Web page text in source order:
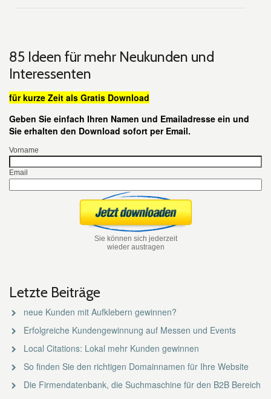
85 Ideen für mehr Neukunden und
Interessenten
für kurze Zeit als Gratis Download
Geben Sie einfach Ihren Namen und Emailadresse ein und
Sie erhalten den Download sofort per Email.
Vorname
Email
Sie können sich jederzeit
wieder austragen
Letzte Beiträge
neue Kunden mit Aufklebern gewinnen?
Erfolgreiche Kundengewinnung auf Messen und Events
Local Citations: Lokal mehr Kunden gewinnen
So finden Sie den richtigen Domainnamen für Ihre Website
Die Firmendatenbank, die Suchmaschine für den B2B Bereich